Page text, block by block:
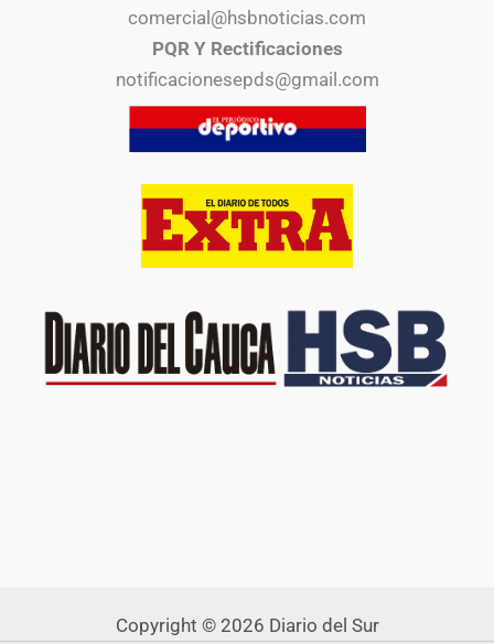
comercial@hsbnoticias.com
PQR Y Rectificaciones
notificacionesepds@gmail.com
Copyright © 2026 Diario del Sur